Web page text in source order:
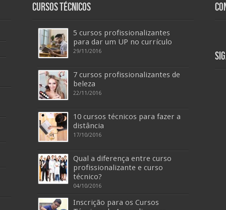
Cursos Técnicos
5 cursos profissionalizantes
para dar um UP no currículo
29/11/2016
7 cursos profissionalizantes de
beleza
22/11/2016
10 cursos técnicos para fazer a
distância
17/10/2016
Qual a diferença entre curso
profissionalizante e curso
técnico?
04/10/2016
Inscrição para os Cursos